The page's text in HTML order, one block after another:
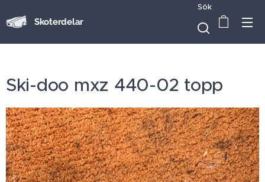
Skoterdelar
Sök
Ski-doo mxz 440-02 topp